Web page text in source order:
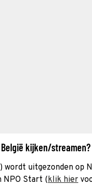
kijken/streamen?
uitgezonden op
NPO Start (klik hier